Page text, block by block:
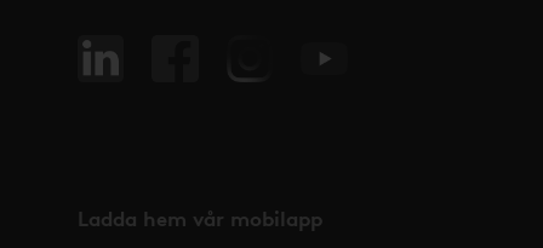
Ladda hem vår mobilapp